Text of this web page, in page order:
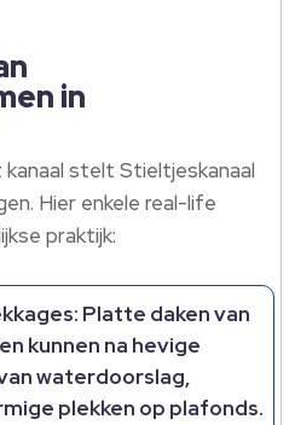
in
kanaal stelt Stieltjeskanaal
Hier enkele real-life
praktijk:
Platte daken van
kunnen na hevige
waterdoorslag,
plekken op plafonds.